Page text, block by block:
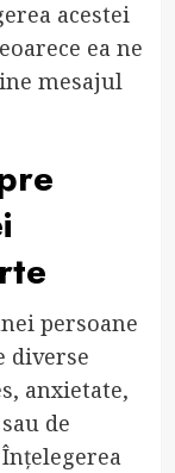
acestei
ea ne
mesajul
persoane
diverse
anxietate,
de